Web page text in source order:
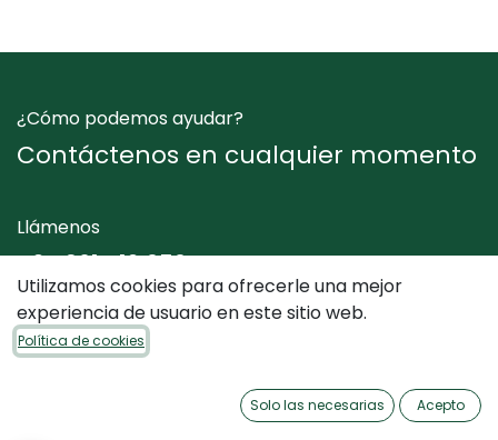
¿Cómo podemos ayudar?
Contáctenos en cualquier momento
Llámenos
+34 961 412 050
Envíenos un mensaje
Utilizamos cookies para ofrecerle una mejor
experiencia de usuario en este sitio web.
Política de cookies
Solo las necesarias Acepto